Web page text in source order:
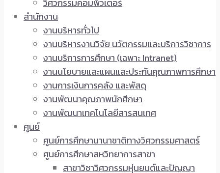
วิศวกรรมคอมพิวเตอร์
สำนักงาน
งานบริหารทั่วไป
งานบริหารงานวิจัย นวัตกรรมและบริการวิชาการ
งานบริการการศึกษา (เฉพาะ Intranet)
งานนโยบายและแผนและประกันคุณภาพการศึกษา
งานการเงินการคลัง และพัสดุ
งานพัฒนาคุณภาพนักศึกษา
งานพัฒนาเทคโนโลยีสารสนเทศ
ศูนย์
ศูนย์การศึกษานานาชาติทางวิศวกรรมศาสตร์
ศูนย์การศึกษาสหวิทยาการสาขา
สาขาวิชาวิศวกรรมหุ่นยนต์และปัญญา